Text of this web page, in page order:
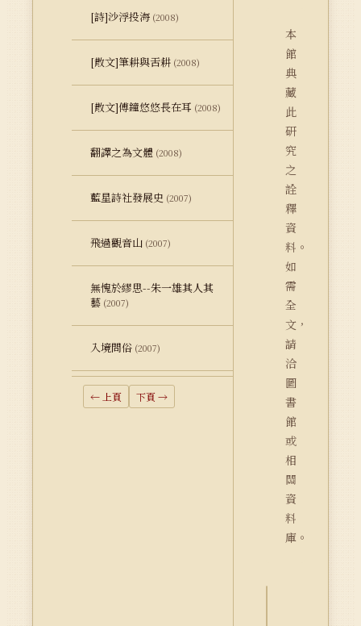
[詩]沙浮投海 (2008)
[散文]筆耕與舌耕 (2008)
[散文]傅鐘悠悠長在耳 (2008)
翻譯之為文體 (2008)
藍星詩社發展史 (2007)
飛過觀音山 (2007)
無愧於繆思--朱一雄其人其
藝 (2007)
入境問俗 (2007)
← 上頁 下頁 →
本
館
典
藏
此
研
究
之
詮
釋
資
料。
如
需
全
文，
請
洽
圖
書
館
或
相
關
資
料
庫。